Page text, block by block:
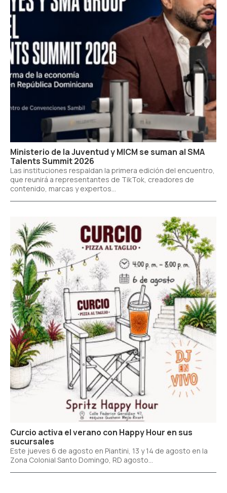
Ministerio de la Juventud y MICM se suman al SMA
Talents Summit 2026
Las instituciones respaldan la primera edición del encuentro,
que reunirá a representantes de TikTok, creadores de
contenido, marcas y expertos...
Curcio activa el verano con Happy Hour en sus
sucursales
Este jueves 6 de agosto en Piantini, 13 y 14 de agosto en la
Zona Colonial Santo Domingo, RD agosto...